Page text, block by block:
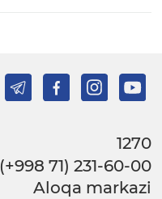
1270
(+998 71) 231-60-00
Aloqa markazi